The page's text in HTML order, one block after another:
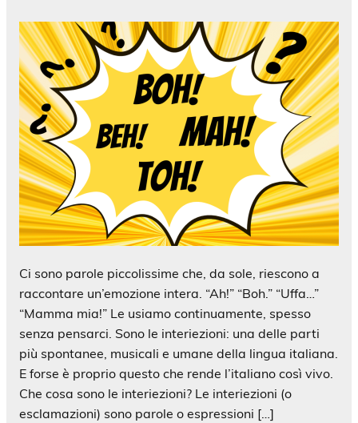
Ci sono parole piccolissime che, da sole, riescono a
raccontare un’emozione intera. “Ah!” “Boh.” “Uffa…”
“Mamma mia!” Le usiamo continuamente, spesso
senza pensarci. Sono le interiezioni: una delle parti
più spontanee, musicali e umane della lingua italiana.
E forse è proprio questo che rende l’italiano così vivo.
Che cosa sono le interiezioni? Le interiezioni (o
esclamazioni) sono parole o espressioni […]